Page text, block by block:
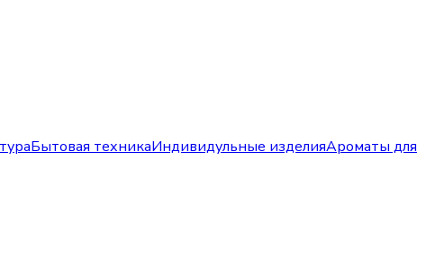
Бытовая техникаИндивидульные изделияАроматы для